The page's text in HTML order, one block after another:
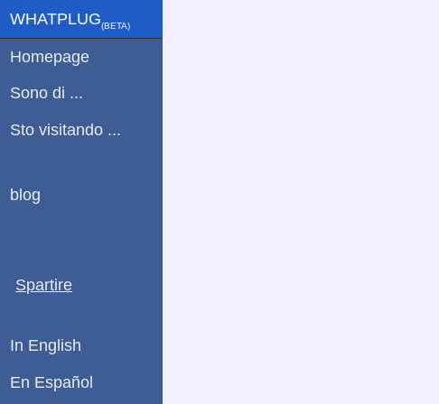
WHATPLUG(ΒETA)
Homepage
Sono di ...
Sto visitando ...
blog
Spartire
In English
En Español